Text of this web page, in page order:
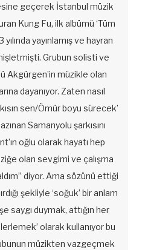
geçerek İstanbul müzik
Kung Fu, ilk albümü ‘Tüm
yılında yayınlamış ve hayran
Grubun solisti ve
Akgürgen’in müzikle olan
dayanıyor. Zaten nasıl
sen/Ömür boyu sürecek’
Samanyolu şarkısını
oğlu olarak hayatı hep
olan sevgimi ve çalışma
diyor. Ama sözünü ettiği
şekliyle ‘soğuk’ bir anlam
saygı duymak, attığın her
olarak kullanıyor bu
müzikten vazgeçmek